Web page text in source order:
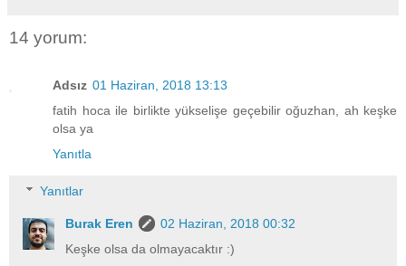
14 yorum:
Adsız 01 Haziran, 2018 13:13
fatih hoca ile birlikte yükselişe geçebilir oğuzhan, ah keşke
olsa ya
Yanıtla
Yanıtlar
Burak Eren
02 Haziran, 2018 00:32
Keşke olsa da olmayacaktır :)